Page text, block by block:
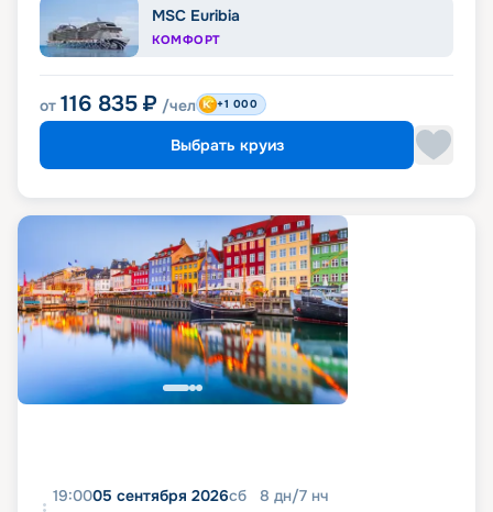
MSC Euribia
КОМФОРТ
от 116 835 ₽ /чел +1 000
Выбрать круиз
19:0005 сентября 2026сб 8 дн/7 нч